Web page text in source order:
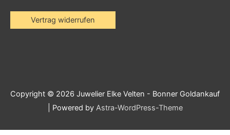
Vertrag widerrufen
Copyright © 2026 Juwelier Elke Velten - Bonner Goldankauf
| Powered by Astra-WordPress-Theme